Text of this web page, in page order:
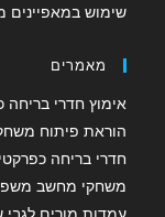
שימוש במאפיינים
מאמרים
אימוץ חדרי
הוראת פיתוח
חדרי בריחה
משחקי מחשב